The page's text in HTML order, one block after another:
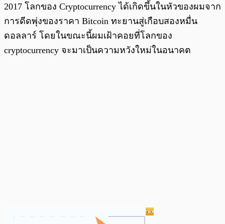
2017 โลกของ Cryptocurrency ได้เกิดขึ้นในหัวของผมจาก
การดีดพุ่งของราคา Bitcoin ทะยานสู่เกือบสองหมื่น
ดอลลาร์ โดยในขณะนี้ผมเฝ้าคอยที่โลกของ
cryptocurrency จะมาเป็นความหวังใหม่ในอนาคต